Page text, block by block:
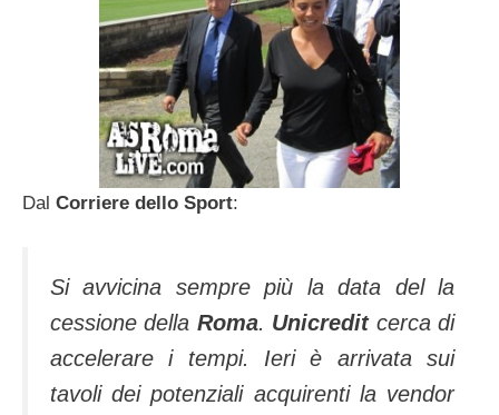
Dal Corriere dello Sport:
Si avvicina sempre più la data del la
cessione della Roma. Unicredit cerca di
accelerare i tempi. Ieri è arrivata sui
tavoli dei potenziali acquirenti la vendor